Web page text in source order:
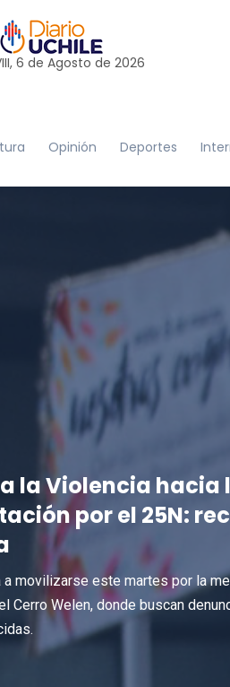
6 de Agosto de 2026
Opinión Deportes
la Violencia hacia
por el 25N:
movilizarse este martes por la
Cerro Welen, donde buscan